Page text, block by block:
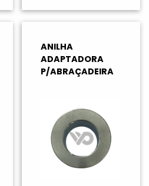
ANILHA
ADAPTADORA
P/ABRAÇADEIRA